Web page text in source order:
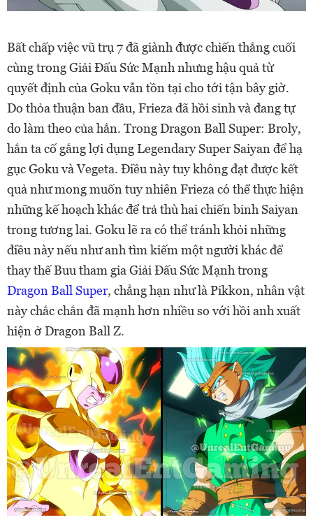
Bất chấp việc vũ trụ 7 đã giành được chiến thắng cuối
cùng trong Giải Đấu Sức Mạnh nhưng hậu quả từ
quyết định của Goku vẫn tồn tại cho tới tận bây giờ.
Do thỏa thuận ban đầu, Frieza đã hồi sinh và đang tự
do làm theo của hắn. Trong Dragon Ball Super: Broly,
hắn ta cố gắng lợi dụng Legendary Super Saiyan để hạ
gục Goku và Vegeta. Điều này tuy không đạt được kết
quả như mong muốn tuy nhiên Frieza có thể thực hiện
những kế hoạch khác để trả thù hai chiến binh Saiyan
trong tương lai. Goku lẽ ra có thể tránh khỏi những
điều này nếu như anh tìm kiếm một người khác để
thay thế Buu tham gia Giải Đấu Sức Mạnh trong
Dragon Ball Super, chẳng hạn như là Pikkon, nhân vật
này chắc chắn đã mạnh hơn nhiều so với hồi anh xuất
hiện ở Dragon Ball Z.